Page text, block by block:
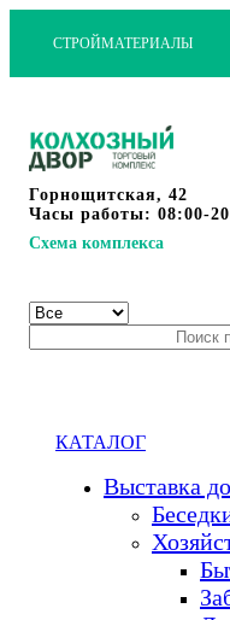
СТРОЙМАТЕРИАЛЫ
Горнощитская, 42
Часы работы: 08:00-
Схема комплекса
КАТАЛОГ
Выставка